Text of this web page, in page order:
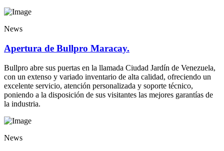
News
Apertura de Bullpro Maracay.
Bullpro abre sus puertas en la llamada Ciudad Jardín de Venezuela,
con un extenso y variado inventario de alta calidad, ofreciendo un
excelente servicio, atención personalizada y soporte técnico,
poniendo a la disposición de sus visitantes las mejores garantías de
la industria.
News